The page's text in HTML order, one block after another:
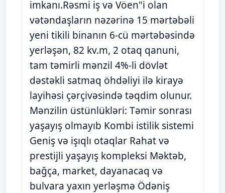
imkanı.Rəsmi iş və Vöen"i olan
vətəndaşların nəzərinə 15 mərtəbəli
yeni tikili binanın 6-cü mərtəbəsində
yerləşən, 82 kv.m, 2 otaq qanuni,
tam təmirli mənzil 4%-li dövlət
dəstəkli satmaq öhdəliyi ilə kirayə
layihəsi çərçivəsində təqdim olunur.
Mənzilin üstünlükləri: Təmir sonrası
yaşayış olmayıb Kombi istilik sistemi
Geniş və işıqlı otaqlar Rahat və
prestijli yaşayış kompleksi Məktəb,
bağça, market, dayanacaq və
bulvara yaxın yerləşmə Ödəniş